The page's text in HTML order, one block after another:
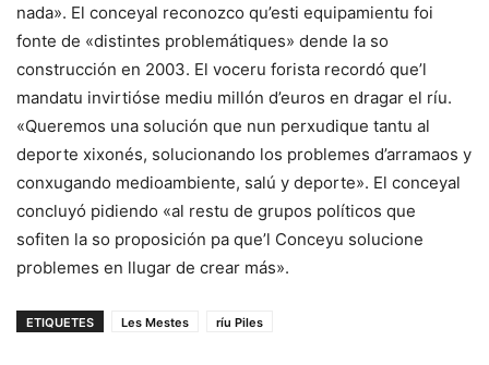
nada». El conceyal reconozco qu’esti equipamientu foi
fonte de «distintes problemátiques» dende la so
construcción en 2003. El voceru forista recordó que’l
mandatu invirtióse mediu millón d’euros en dragar el ríu.
«Queremos una solución que nun perxudique tantu al
deporte xixonés, solucionando los problemes d’arramaos y
conxugando medioambiente, salú y deporte». El conceyal
concluyó pidiendo «al restu de grupos políticos que
sofiten la so proposición pa que’l Conceyu solucione
problemes en llugar de crear más».
ETIQUETES Les Mestes ríu Piles